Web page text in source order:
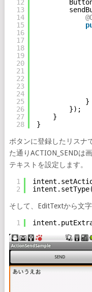
12
13
14
15
16
17
18
19
20
21
22
23
24
25
26
27
28
}
});
}
}
ボタンに登録したリスナ
た通りACTION_SENDは
テキストを設定します。
1
2
intent.setType(
そして、EditTextから文
1